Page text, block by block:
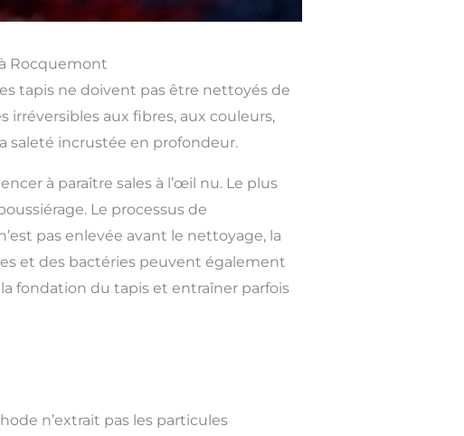
Rocquemont
tapis ne doivent pas être nettoyés de
aux fibres, aux couleurs,
saleté incrustée en profondeur.
à paraître sales à l’œil nu. Le plus
Le processus de
pas enlevée avant le nettoyage, la
et des bactéries peuvent également
fondation du tapis et entraîner parfois
n’extrait pas les particules